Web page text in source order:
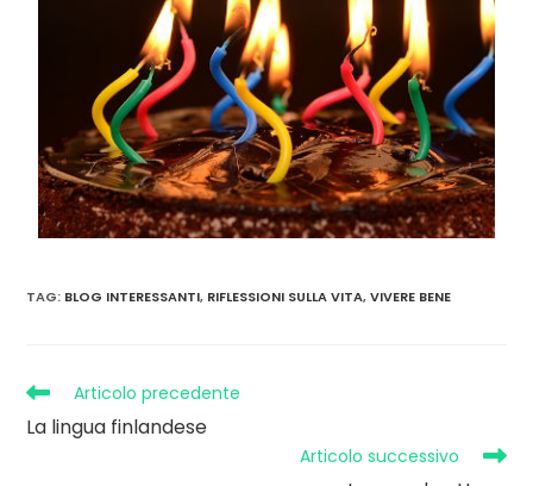
TAG: BLOG INTERESSANTI, RIFLESSIONI SULLA VITA, VIVERE BENE
Articolo precedente
La lingua finlandese
Articolo successivo